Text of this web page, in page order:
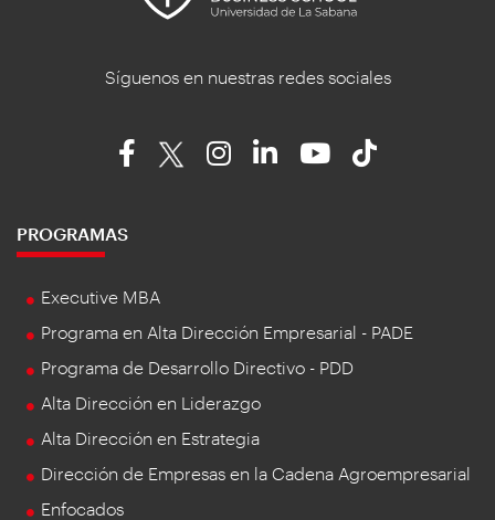
Síguenos en nuestras redes sociales
PROGRAMAS
Executive MBA
Programa en Alta Dirección Empresarial - PADE
Programa de Desarrollo Directivo - PDD
Alta Dirección en Liderazgo
Alta Dirección en Estrategia
Dirección de Empresas en la Cadena Agroempresarial
Enfocados